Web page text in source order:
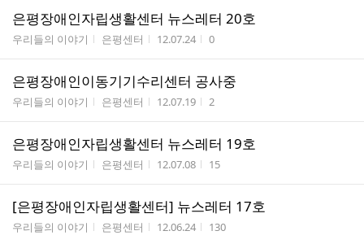
은평장애인자립생활센터 뉴스레터 20호
게시판명
우리들의 이야기 작성자
은평센터 작성시간
12.07.24 조회수
0
은평장애인이동기기수리센터 공사중
게시판명
우리들의 이야기 작성자
은평센터 작성시간
12.07.19 조회수
2
은평장애인자립생활센터 뉴스레터 19호
게시판명
우리들의 이야기 작성자
은평센터 작성시간
12.07.08 조회수
15
[은평장애인자립생활센터] 뉴스레터 17호
게시판명
우리들의 이야기 작성자
은평센터 작성시간
12.06.24 조회수
130